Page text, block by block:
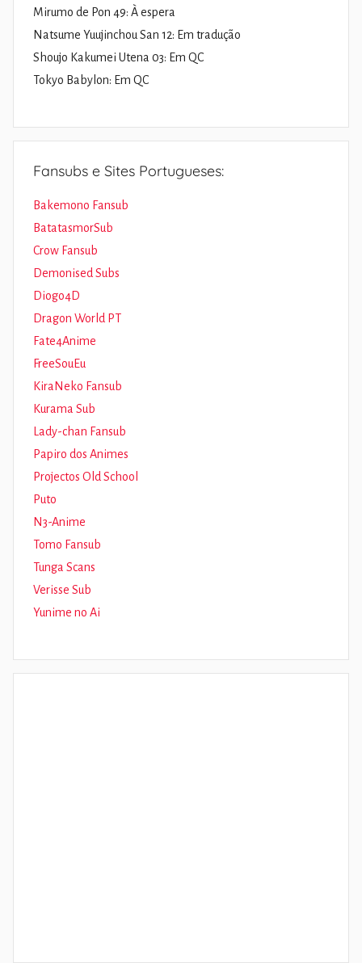
Mirumo de Pon 49: À espera
Natsume Yuujinchou San 12: Em tradução
Shoujo Kakumei Utena 03: Em QC
Tokyo Babylon: Em QC
Fansubs e Sites Portugueses:
Bakemono Fansub
BatatasmorSub
Crow Fansub
Demonised Subs
Diogo4D
Dragon World PT
Fate4Anime
FreeSouEu
KiraNeko Fansub
Kurama Sub
Lady-chan Fansub
Papiro dos Animes
Projectos Old School
Puto
N3-Anime
Tomo Fansub
Tunga Scans
Verisse Sub
Yunime no Ai